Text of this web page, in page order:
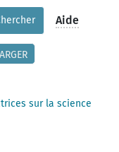
Aide
sur la science